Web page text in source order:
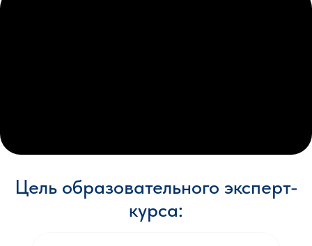
Цель образовательного эксперт-
курса: